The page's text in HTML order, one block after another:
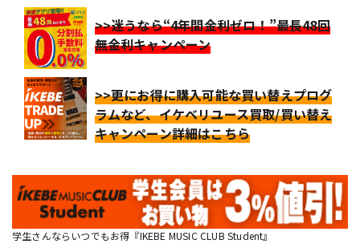
>>迷うなら“4年間金利ゼロ！”最長48回
無金利キャンペーン
>>更にお得に購入可能な買い替えプログ
ラムなど、イケベリユース買取/買い替え
キャンペーン詳細はこちら
学生さんならいつでもお得『IKEBE MUSIC CLUB Student』